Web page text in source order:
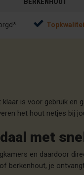
is voor gebruik
het hout netjes bij
met
en daardoor
berkenhout, je